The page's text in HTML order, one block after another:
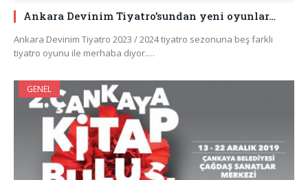
Ankara Devinim Tiyatro’sundan yeni oyunlar…
Ankara Devinim Tiyatro 2023 / 2024 tiyatro sezonuna beş farklı
tiyatro oyunu ile merhaba diyor.…
GENEL